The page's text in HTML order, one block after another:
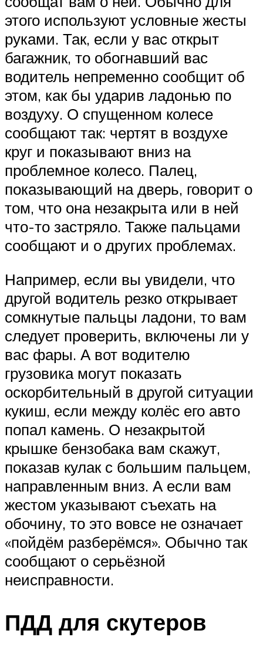
этого используют условные жесты
руками. Так, если у вас открыт
багажник, то обогнавший вас
водитель непременно сообщит об
этом, как бы ударив ладонью по
воздуху. О спущенном колесе
сообщают так: чертят в воздухе
круг и показывают вниз на
проблемное колесо. Палец,
показывающий на дверь, говорит о
том, что она незакрыта или в ней
что-то застряло. Также пальцами
сообщают и о других проблемах.
Например, если вы увидели, что
другой водитель резко открывает
сомкнутые пальцы ладони, то вам
следует проверить, включены ли у
вас фары. А вот водителю
грузовика могут показать
оскорбительный в другой ситуации
кукиш, если между колёс его авто
попал камень. О незакрытой
крышке бензобака вам скажут,
показав кулак с большим пальцем,
направленным вниз. А если вам
жестом указывают съехать на
обочину, то это вовсе не означает
«пойдём разберёмся». Обычно так
сообщают о серьёзной
неисправности.
ПДД для скутеров